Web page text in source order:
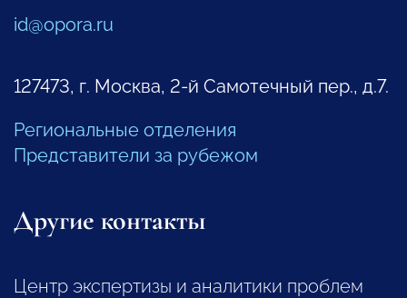
id@opora.ru
127473, г. Москва, 2-й Самотечный пер., д.7.
Региональные отделения
Представители за рубежом
Другие контакты
Центр экспертизы и аналитики проблем